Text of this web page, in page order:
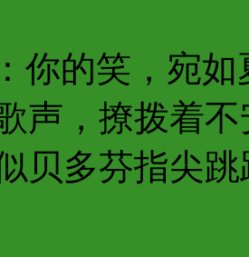
你的笑，宛
声，撩拨着
贝多芬指尖